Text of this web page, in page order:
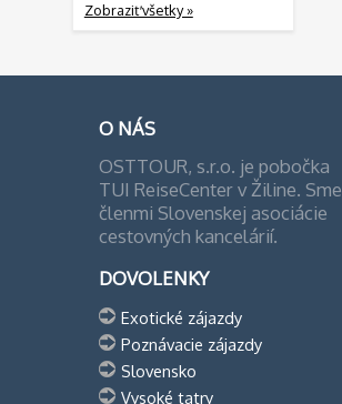
Zobraziť všetky »
O NÁS
OSTTOUR, s.r.o. je pobočka
TUI ReiseCenter v Žiline. Sme
členmi Slovenskej asociácie
cestovných kancelárií.
DOVOLENKY
Exotické zájazdy
Poznávacie zájazdy
Slovensko
Vysoké tatry